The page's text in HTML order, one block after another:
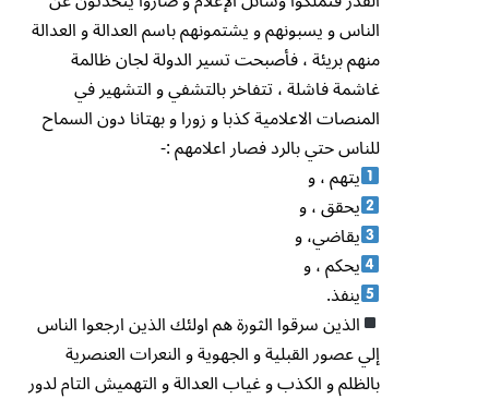
الناس و يسبونهم و يشتمونهم باسم العدالة و العدالة
منهم بريئة ، فأصبحت تسير الدولة لجان ظالمة
غاشمة فاشلة ، تتفاخر بالتشفي و التشهير في
المنصات الاعلامية كذبا و زورا و بهتانا دون السماح
للناس حتي بالرد فصار اعلامهم :-
يتهم ، و
يحقق ، و
يقاضي، و
يحكم ، و
ينفذ.
الذين سرقوا الثورة هم اولئك الذين ارجعوا الناس
إلي عصور القبلية و الجهوية و النعرات العنصرية
بالظلم و الكذب و غياب العدالة و التهميش التام لدور